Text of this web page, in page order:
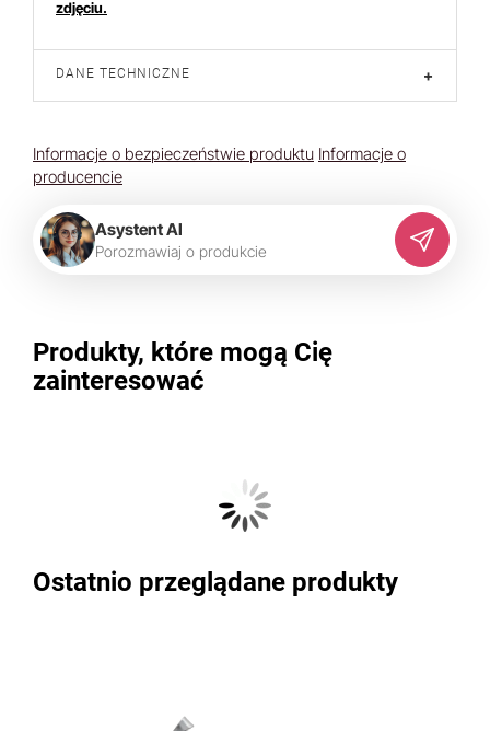
zdjęciu.
DANE TECHNICZNE +
Informacje o bezpieczeństwie produktu Informacje o
producencie
Asystent AI
Porozmawiaj o produkcie
Produkty, które mogą Cię
zainteresować
Ostatnio przeglądane produkty